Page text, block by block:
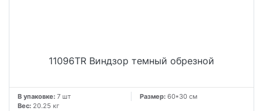
11096TR Виндзор темный обрезной
В упаковке: 7 шт Размер: 60*30 см
Вес: 20.25 кг